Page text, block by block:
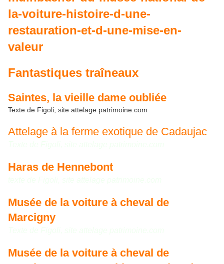
la-voiture-histoire-d-une-
restauration-et-d-une-mise-en-
valeur
Fantastiques traîneaux
Saintes, la vieille dame oubliée
Texte de Figoli, site attelage patrimoine.com
Attelage à la ferme exotique de Cadaujac
Haras de Hennebont
Musée de la voiture à cheval de
Marcigny
Musée de la voiture à cheval de